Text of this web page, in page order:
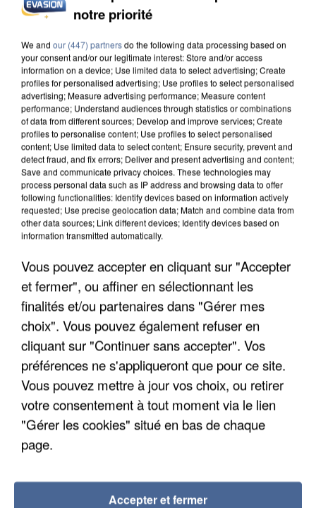
UN SECOND CADRE DE LA DZ MAFIA
UNE TOURISTE DE L’OISE EMPORTÉE PAR UNE
COULÉE DE BOUE EN HAUTE-SAVOIE
notre priorité
We and our (447) partnersdo the following data processing based on
your consent and/or our legitimate interest: Store and/or access
information on a device; Use limited data to select advertising; Create
profiles for personalised advertising; Use profiles to select personalised
advertising; Measure advertising performance; Measure content
performance; Understand audiences through statistics or combinations
of data from different sources; Develop and improve services; Create
profiles to personalise content; Use profiles to select personalised
content; Use limited data to select content; Ensure security, prevent and
detect fraud, and fix errors; Deliver and present advertising and content;
Save and communicate privacy choices. These technologies may
process personal data such as IP address and browsing data to offer
following functionalities: Identify devices based on information actively
requested; Use precise geolocation data; Match and combine data from
other data sources; Link different devices; Identify devices based on
information transmitted automatically.
Vous pouvez accepter en cliquant sur "Accepter
et fermer", ou affiner en sélectionnant les
finalités et/ou partenaires dans "Gérer mes
choix". Vous pouvez également refuser en
cliquant sur "Continuer sans accepter". Vos
préférences ne s'appliqueront que pour ce site.
Vous pouvez mettre à jour vos choix, ou retirer
votre consentement à tout moment via le lien
"Gérer les cookies" situé en bas de chaque
page.
Accepter et fermer